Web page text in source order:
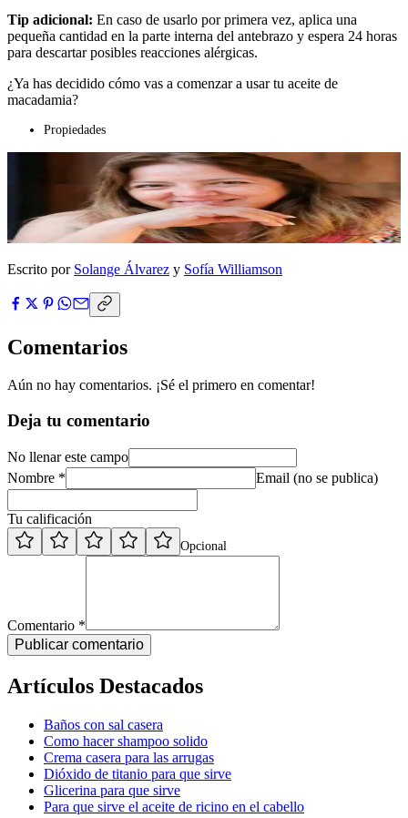
Tip adicional: En caso de usarlo por primera vez, aplica una
pequeña cantidad en la parte interna del antebrazo y espera 24 horas
para descartar posibles reacciones alérgicas.
¿Ya has decidido cómo vas a comenzar a usar tu aceite de
macadamia?
Propiedades
Escrito por Solange Álvarez y Sofía Williamson
Comentarios
Aún no hay comentarios. ¡Sé el primero en comentar!
Deja tu comentario
No llenar este campo
Nombre *
Email (no se publica)
Tu calificación
Opcional
Comentario *
Publicar comentario
Artículos Destacados
Baños con sal casera
Como hacer shampoo solido
Crema casera para las arrugas
Dióxido de titanio para que sirve
Glicerina para que sirve
Para que sirve el aceite de ricino en el cabello